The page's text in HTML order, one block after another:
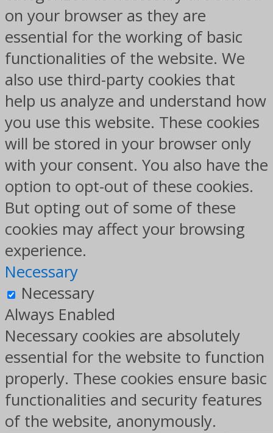
on your browser as they are
essential for the working of basic
functionalities of the website. We
also use third-party cookies that
help us analyze and understand how
you use this website. These cookies
will be stored in your browser only
with your consent. You also have the
option to opt-out of these cookies.
But opting out of some of these
cookies may affect your browsing
experience.
Necessary
Necessary
Always Enabled
Necessary cookies are absolutely
essential for the website to function
properly. These cookies ensure basic
functionalities and security features
of the website, anonymously.